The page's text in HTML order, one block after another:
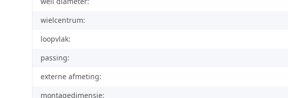
wielcentrum:
loopvlak:
passing:
externe afmeting:
montagedimensie: